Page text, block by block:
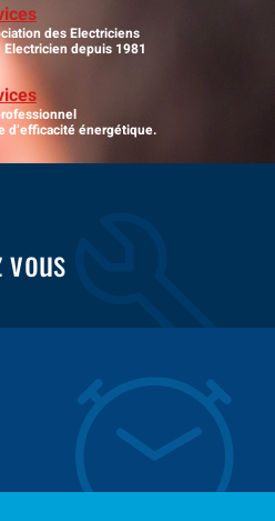
des Electriciens
depuis 1981
d’efficacité énergétique.